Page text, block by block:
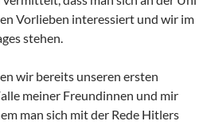
Vorlieben interessiert und wir im
stehen.
wir bereits unseren ersten
meiner Freundinnen und mir
man sich mit der Rede Hitlers